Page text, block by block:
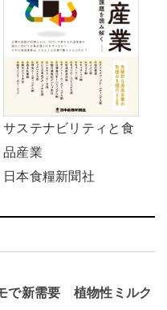
サステナビリティと食
品産業
日本食糧新聞社
で新需要 植物性ミルク